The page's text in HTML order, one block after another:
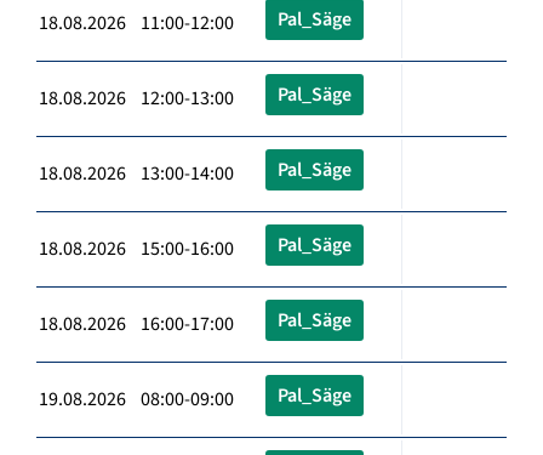
18.08.2026 11:00-12:00 Pal_Säge
18.08.2026 12:00-13:00 Pal_Säge
18.08.2026 13:00-14:00 Pal_Säge
18.08.2026 15:00-16:00 Pal_Säge
18.08.2026 16:00-17:00 Pal_Säge
19.08.2026 08:00-09:00 Pal_Säge